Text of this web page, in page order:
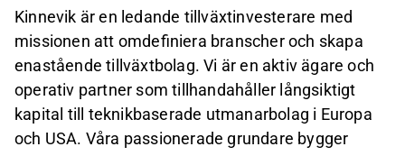
Kinnevik är en ledande tillväxtinvesterare med
missionen att omdefiniera branscher och skapa
enastående tillväxtbolag. Vi är en aktiv ägare och
operativ partner som tillhandahåller långsiktigt
kapital till teknikbaserade utmanarbolag i Europa
och USA. Våra passionerade grundare bygger